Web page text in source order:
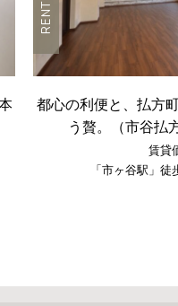
RENT
都心の利便と、払方
う贅。（市谷払
賃貸
「市ヶ谷駅」